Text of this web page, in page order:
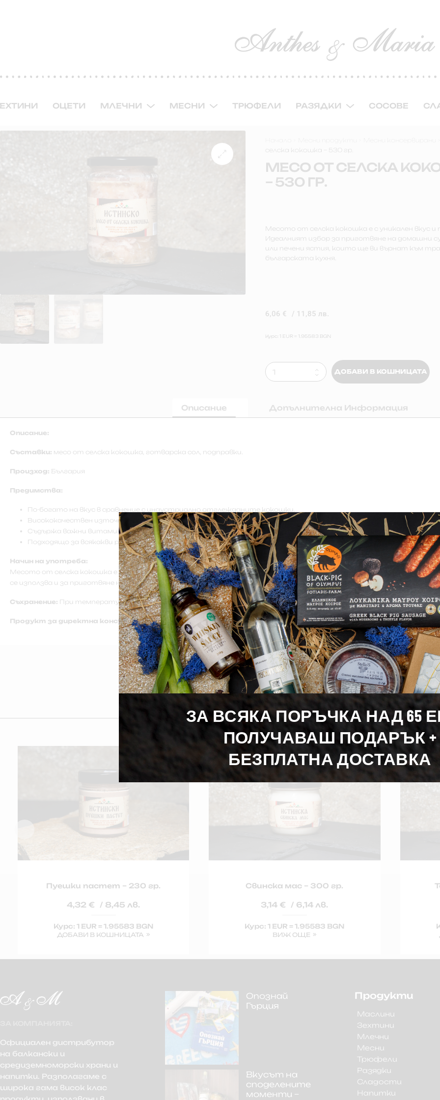
ОЦЕТИ МЛЕЧНИ МЕСНИ ТРЮФЕЛИ РАЗЯДКИ СОСОВЕ
селска кокошка – 530 гр.
МЕСО ОТ СЕЛСКА
– 530 ГР.
Месото от селска кокошка е с уникален вкус
Идеалният избор за приготвяне на домашни
или печени ястия, които ще ви върнат към
българската кухня.
6,06 € / 11,85 лв.
Курс: 1 EUR = 1.95583 BGN
ДОБАВИ В КОШНИЦАТА
Описание Допълнителна Информация
Описание:
Съставки: месо от селска кокошка, готварска сол, подправки.
Произход: България
Предимства:
По-богато на вкус в сравнение с индустриално отглежданите кокошки.
Висококачествен източник на протеини и минерали.
Съдържа важни витамини като B12 и фолиева киселина.
Подходящо за всякакви рецепти – от супи до печени ястия.
Начин на употреба:
Месото от селска кокошка е перфектно за приготвяне на класическа супа, яхния, гювечи или за печене в пещ. Може
се използва и за приготвяне на пълнежи, салати или в различни традиционни рецепти.
Съхранение: При температура до 18 градуса. След отваряне да се съхранява при температура от 0-4 градуса
Продукт за директна консумация.
Подобни продукти
Пуешки пастет – 230 гр.
4,32 € / 8,45 лв.
Курс: 1 EUR = 1.95583 BGN
ДОБАВИ В КОШНИЦАТА
НЯМА НАЛИЧНОСТ
Свинска мас – 300 гр.
3,14 € / 6,14 лв.
Курс: 1 EUR = 1.95583 BGN
ВИЖ ОЩЕ
Официален дистрибутор
на балкански и
средиземноморски храни и
напитки. Разполагаме с
широка гама висок клас
Опознай
Гърция
Вкусът на
споделените
моменти –
Продукти
Маслини
Зехтини
Млечни
Месни
Трюфели
Разядки
Сладости
Напитки
ЗА ВСЯКА ПОРЪЧКА НАД 65
ПОЛУЧАВАШ ПОДАРЪК +
БЕЗПЛАТНА ДОСТАВКА